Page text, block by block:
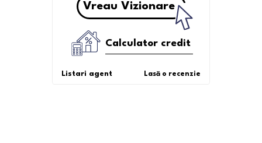
Vreau Vizionare
Calculator credit
Listari agent Lasă o recenzie